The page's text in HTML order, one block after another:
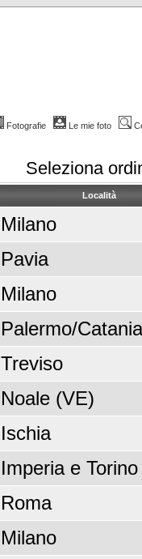
Fotografie Le mie foto
Seleziona
Località
Milano
Pavia
Milano
Palermo/Catania
Treviso
Noale (VE)
Ischia
Imperia e Torino
Roma
Milano